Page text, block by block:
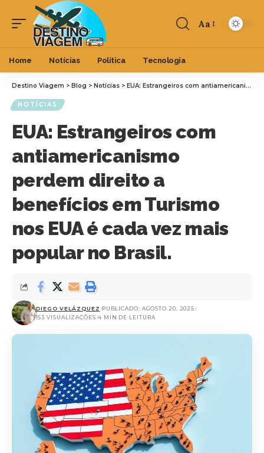
Aa
Home Notícias Política Tecnologia
Destino Viagem > Blog > Notícias > EUA: Estrangeiros com antiamericanismo perdem direito a benefícios em Turismo nos EUA é cada vez mais popular no Brasil.
NOTÍCIAS
EUA: Estrangeiros com
antiamericanismo
perdem direito a
benefícios em Turismo
nos EUA é cada vez mais
popular no Brasil.
DIEGO VELÁZQUEZ PUBLICADO: AGOSTO 20, 2025
153 VISUALIZAÇÕES 4 MIN DE LEITURA